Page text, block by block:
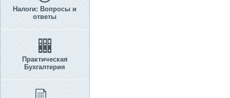
Налоги: Вопросы и
ответы
Практическая
Бухгалтерия